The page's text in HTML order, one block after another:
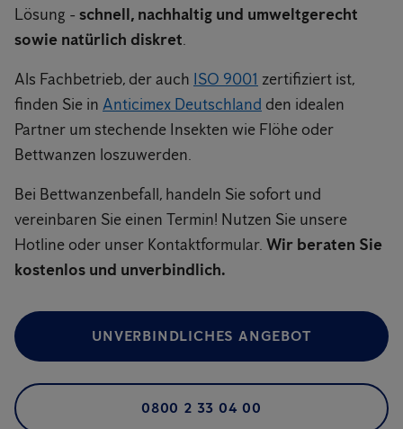
Lösung - schnell, nachhaltig und umweltgerecht
sowie natürlich diskret.
Als Fachbetrieb, der auch ISO 9001 zertifiziert ist,
finden Sie in Anticimex Deutschland den idealen
Partner um stechende Insekten wie Flöhe oder
Bettwanzen loszuwerden.
Bei Bettwanzenbefall, handeln Sie sofort und
vereinbaren Sie einen Termin! Nutzen Sie unsere
Hotline oder unser Kontaktformular. Wir beraten Sie
kostenlos und unverbindlich.
UNVERBINDLICHES ANGEBOT
0800 2 33 04 00